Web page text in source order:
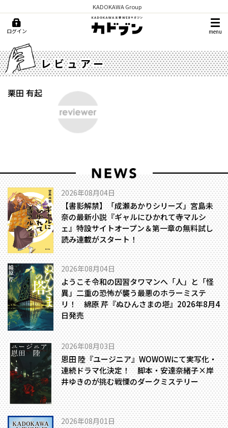
KADOKAWA Group
ログイン menu
レビュアー
栗田 有起
2026年08月04日
【書影解禁】「成瀬あかりシリーズ」宮島未
奈の最新小説『ギャルにひかれて寺マルシ
ェ』特設サイトオープン＆第一章の無料試し
読み連載がスタート！
2026年08月04日
ようこそ令和の因習タワマンへ――「人」と「怪
異」二重の恐怖が襲う最悪のホラーミステ
リ！ 綿原 芹『ぬひんさまの塔』2026年8月4
日発売
2026年08月03日
恩田 陸『ユージニア』WOWOWにて実写化・
連続ドラマ化決定！ 脚本・安達奈緒子×岸
井ゆきのが挑む戦慄のダークミステリー
2026年08月01日